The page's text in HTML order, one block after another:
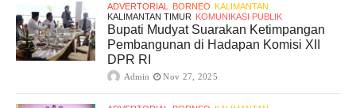
ADVERTORIAL BORNEO KALIMANTAN
KALIMANTAN TIMUR KOMUNIKASI PUBLIK
Bupati Mudyat Suarakan Ketimpangan
Pembangunan di Hadapan Komisi XII
DPR RI
Admin Nov 27, 2025